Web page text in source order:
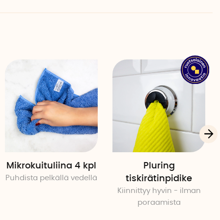
20 % polyamidia
x 5 cm x 0,7 cm
cm halkaisija
cm
Mikrokuituliina 4 kpl
Puhdista pelkällä vedellä
Pluring
tiskirätinpidike
Kiinnittyy hyvin - ilman
poraamista